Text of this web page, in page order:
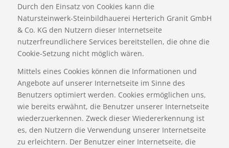
Durch den Einsatz von Cookies kann die
Natursteinwerk-Steinbildhauerei Herterich Granit GmbH
& Co. KG den Nutzern dieser Internetseite
nutzerfreundlichere Services bereitstellen, die ohne die
Cookie-Setzung nicht möglich wären.
Mittels eines Cookies können die Informationen und
Angebote auf unserer Internetseite im Sinne des
Benutzers optimiert werden. Cookies ermöglichen uns,
wie bereits erwähnt, die Benutzer unserer Internetseite
wiederzuerkennen. Zweck dieser Wiedererkennung ist
es, den Nutzern die Verwendung unserer Internetseite
zu erleichtern. Der Benutzer einer Internetseite, die